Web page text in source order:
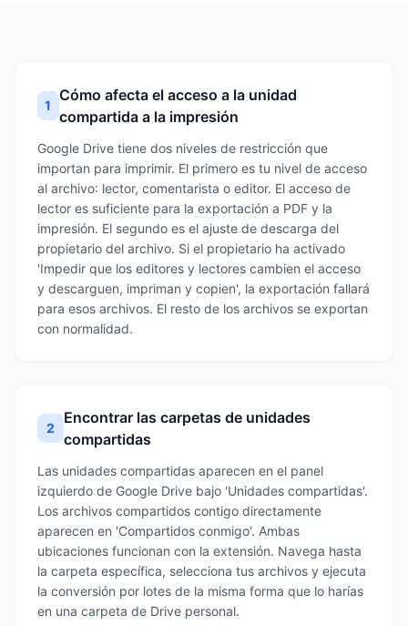
1
Cómo afecta el acceso a la unidad
compartida a la impresión
Google Drive tiene dos niveles de restricción que
importan para imprimir. El primero es tu nivel de acceso
al archivo: lector, comentarista o editor. El acceso de
lector es suficiente para la exportación a PDF y la
impresión. El segundo es el ajuste de descarga del
propietario del archivo. Si el propietario ha activado
'Impedir que los editores y lectores cambien el acceso
y descarguen, impriman y copien', la exportación fallará
para esos archivos. El resto de los archivos se exportan
con normalidad.
2
Encontrar las carpetas de unidades
compartidas
Las unidades compartidas aparecen en el panel
izquierdo de Google Drive bajo 'Unidades compartidas'.
Los archivos compartidos contigo directamente
aparecen en 'Compartidos conmigo'. Ambas
ubicaciones funcionan con la extensión. Navega hasta
la carpeta específica, selecciona tus archivos y ejecuta
la conversión por lotes de la misma forma que lo harías
en una carpeta de Drive personal.